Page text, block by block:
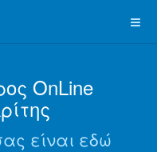
OnLine
είναι εδώ